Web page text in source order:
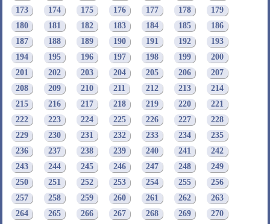
173
174 175 176 177 178
179
180
181 182 183 184 185
186
187
188 189 190 191 192
193
194
195 196 197 198 199
200
201
202 203 204 205 206
207
208
209 210 211 212 213
214
215
216 217 218 219 220
221
222
223 224 225 226 227
228
229
230 231 232 233 234
235
236
237 238 239 240 241
242
243
244 245 246 247 248
249
250
251 252 253 254 255
256
257
258 259 260 261 262
263
264
265 266 267 268 269
270